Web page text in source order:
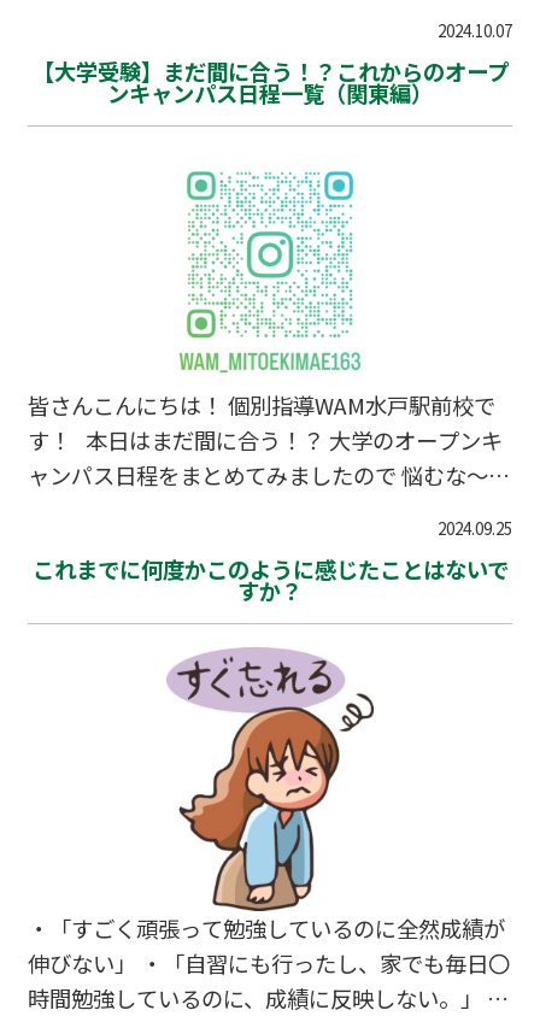
等 ６１,４７２人 さて、今年は約８,０００人ほ
ど…
があると良いでしょう！！ 高校生は10月中に、
中学生は11月中に期末テストが実施されます。中
学生は入試に影響するものすごく大切なテストで
確認してみてください。まだまだ十分に間に合い
ます。 テスト2週間前から対策を開始するのでは
遅いです。「今」「この瞬間」から開始すること
が成績を大きく左右します。 個別指導WAM清水
2024.10.07
【大学受験】まだ間に合う！？これからのオープ
ンキャンパス日程一覧（関東編）
皆さんこんにちは！ 個別指導WAM水戸駅前校で
す！ 本日はまだ間に合う！？ 大学のオープンキ
ャンパス日程をまとめてみましたので 悩むな～。
東だけに絞ったのでご了承ください！ 【国公立
大学】 〇東京農工大学（府中・小金井） ・10月1
大学（金沢八景） ・11月3日～4日・12月21日 〇
東京外国語大学（府中） ・11月24日 【私立大
学】 〇慶應義塾大学（湘南藤沢SFC） ・11月23
日～24日 〇白百合女子大学（調布） ・10月20
2024.09.25
これまでに何度かこのように感じたことはないで
すか？
・「すごく頑張って勉強しているのに全然成績が
伸びない」 ・「自習にも行ったし、家でも毎日〇
時間勉強しているのに、成績に反映しない。」 ・